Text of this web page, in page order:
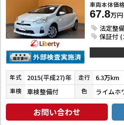
車両本体価
67.8万円
法定整
保証付
年式 2015(平成27)年 走行 6.3万km
車検 車検整備付 色
お問い合わせ